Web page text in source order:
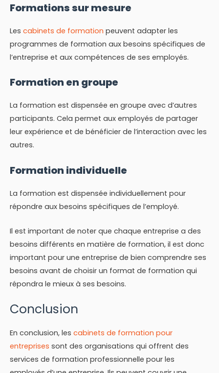
Formations sur mesure
Les cabinets de formation peuvent adapter les
programmes de formation aux besoins spécifiques de
l’entreprise et aux compétences de ses employés.
Formation en groupe
La formation est dispensée en groupe avec d’autres
participants. Cela permet aux employés de partager
leur expérience et de bénéficier de l’interaction avec les
autres.
Formation individuelle
La formation est dispensée individuellement pour
répondre aux besoins spécifiques de l’employé.
Il est important de noter que chaque entreprise a des
besoins différents en matière de formation, il est donc
important pour une entreprise de bien comprendre ses
besoins avant de choisir un format de formation qui
répondra le mieux à ses besoins.
Conclusion
En conclusion, les cabinets de formation pour
entreprises sont des organisations qui offrent des
services de formation professionnelle pour les